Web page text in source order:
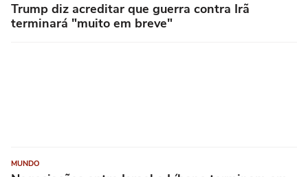
Trump diz acreditar que guerra contra Irã
terminará "muito em breve"
MUNDO